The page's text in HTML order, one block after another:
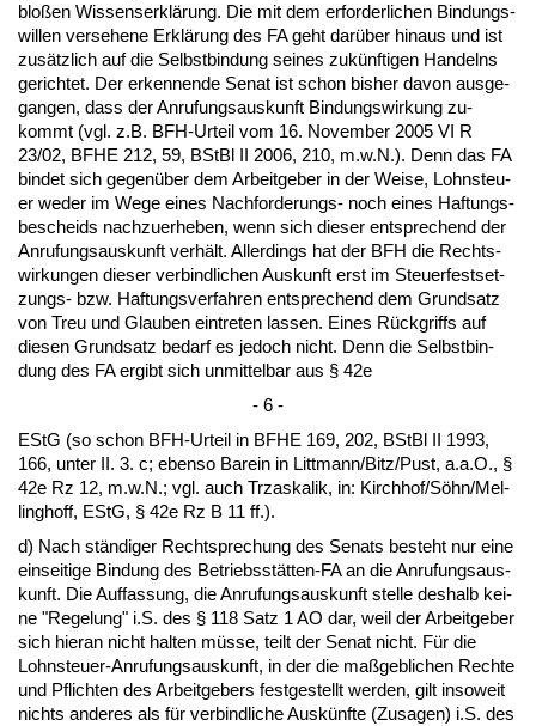
bloßen Wis­sens­erklärung. Die mit dem er­for­der­li­chen Bin­dungs­
wil­len ver­se­he­ne Erklärung des FA geht darüber hin­aus und ist
zusätz­lich auf die Selbst­bin­dung sei­nes zukünf­ti­gen Han­delns
ge­rich­tet. Der er­ken­nen­de Se­nat ist schon bis­her da­von aus­ge­
gan­gen, dass der An­ru­fungs­aus­kunft Bin­dungs­wir­kung zu­
kommt (vgl. z.B. BFH-Ur­teil vom 16. No­vem­ber 2005 VI R
23/02, BFHE 212, 59, BSt­Bl II 2006, 210, m.w.N.). Denn das FA
bin­det sich ge­genüber dem Ar­beit­ge­ber in der Wei­se, Lohn­steu­
er we­der im We­ge ei­nes Nach­for­de­rungs- noch ei­nes Haf­tungs­
be­scheids nach­zu­er­he­ben, wenn sich die­ser ent­spre­chend der
An­ru­fungs­aus­kunft verhält. Al­ler­dings hat der BFH die Rechts­
wir­kun­gen die­ser ver­bind­li­chen Aus­kunft erst im Steu­er­fest­set­
zungs- bzw. Haf­tungs­ver­fah­ren ent­spre­chend dem Grund­satz
von Treu und Glau­ben ein­tre­ten las­sen. Ei­nes Rück­griffs auf
die­sen Grund­satz be­darf es je­doch nicht. Denn die Selbst­bin­
dung des FA er­gibt sich un­mit­tel­bar aus § 42e
- 6 -
EStG (so schon BFH-Ur­teil in BFHE 169, 202, BSt­Bl II 1993,
166, un­ter II. 3. c; eben­so Bar­ein in Litt­mann/Bitz/Pust, a.a.O., §
42e Rz 12, m.w.N.; vgl. auch Trz­as­ka­lik, in: Kirch­hof/Söhn/Mel­
ling­hoff, EStG, § 42e Rz B 11 ff.).
d) Nach ständi­ger Recht­spre­chung des Se­nats be­steht nur ei­ne
ein­sei­ti­ge Bin­dung des Be­triebsstätten-FA an die An­ru­fungs­aus­
kunft. Die Auf­fas­sung, die An­ru­fungs­aus­kunft stel­le des­halb kei­
ne "Re­ge­lung" i.S. des § 118 Satz 1 AO dar, weil der Ar­beit­ge­ber
sich hier­an nicht hal­ten müsse, teilt der Se­nat nicht. Für die
Lohn­steu­er-An­ru­fungs­aus­kunft, in der die maßgeb­li­chen Rech­te
und Pflich­ten des Ar­beit­ge­bers fest­ge­stellt wer­den, gilt in­so­weit
nichts an­de­res als für ver­bind­li­che Auskünf­te (Zu­sa­gen) i.S. des